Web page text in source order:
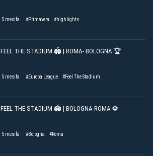
5 mesifa #Primavera #highlights
FEEL THE STADIUM 🏟️ | ROMA- BOLOGNA 🏆
5 mesifa #Europa League #Feel The Stadium
FEEL THE STADIUM 🏟️ | BOLOGNA-ROMA ⚽️
5 mesifa #Bologna #Roma